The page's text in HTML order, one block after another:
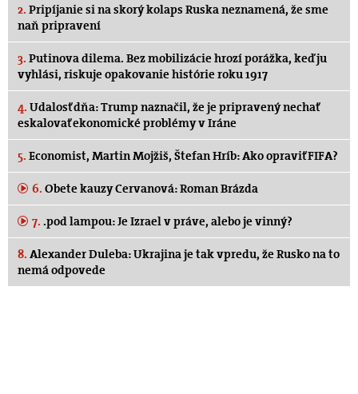
2. Pripíjanie si na skorý kolaps Ruska neznamená, že sme
naň pripravení
3. Putinova dilema. Bez mobilizácie hrozí porážka, keď ju
vyhlási, riskuje opakovanie histórie roku 1917
4. Udalosť dňa: Trump naznačil, že je pripravený nechať
eskalovať ekonomické problémy v Iráne
5. Economist, Martin Mojžiš, Štefan Hríb: Ako opraviť FIFA?
6. Obete kauzy Cervanová: Roman Brázda
7. .pod lampou: Je Izrael v práve, alebo je vinný?
8. Alexander Duleba: Ukrajina je tak vpredu, že Rusko na to
nemá odpovede